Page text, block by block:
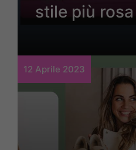
stile più
12 Aprile 2023